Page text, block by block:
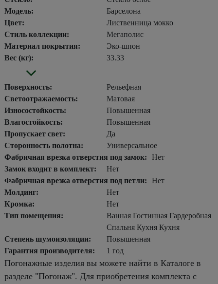
Модель:
Барселона
Цвет:
Лиственница мокко
Стиль коллекции:
Мегаполис
Материал покрытия:
Эко-шпон
Вес (кг):
33.33
Поверхность:
Рельефная
Светоотражаемость:
Матовая
Износостойкость:
Повышенная
Влагостойкость:
Повышенная
Пропускает свет:
Да
Сторонность полотна:
Универсальное
Фабричная врезка отверстия под замок:
Нет
Замок входит в комплект:
Нет
Фабричная врезка отверстия под петли:
Нет
Молдинг:
Нет
Кромка:
Нет
Тип помещения:
Ванная Гостинная Гардеробная
Спальня Кухня Кухня
Степень шумоизоляции:
Повышенная
Гарантия производителя:
1 год
Погонажные изделия вы можете найти в Каталоге в
разделе "Погонаж". Для приобретения комплекта с